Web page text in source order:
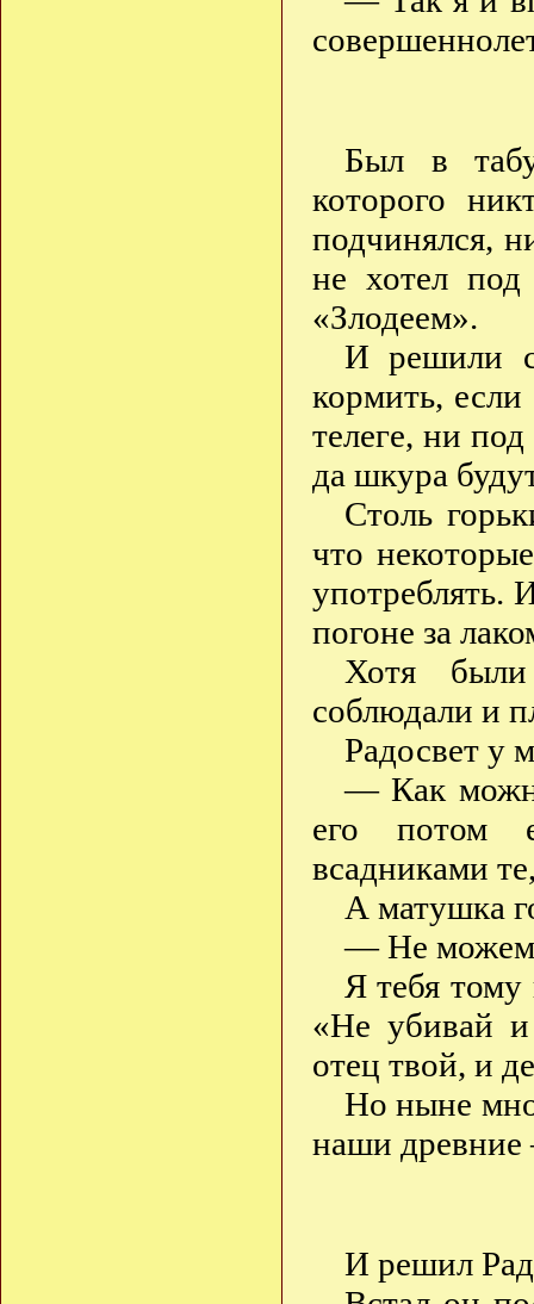
Был в
которого
подчинялся,
не хотел под
«Злодеем».
И решили
кормить,
телеге, ни
да шкура
Столь
что
употреблять.
погоне за
Хотя
соблюдали и
Радосвет у
— Как
его потом
всадниками
А матушка
— Не можем
Я тебя
«Не убивай
отец твой, и
Но ныне
наши
И решил